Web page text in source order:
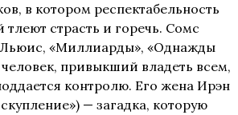
в котором респектабельность
тлеют страсть и горечь. Сомс
«Миллиарды», «Однажды
привыкший владеть всем,
контролю. Его жена Ирэн
— загадка, которую